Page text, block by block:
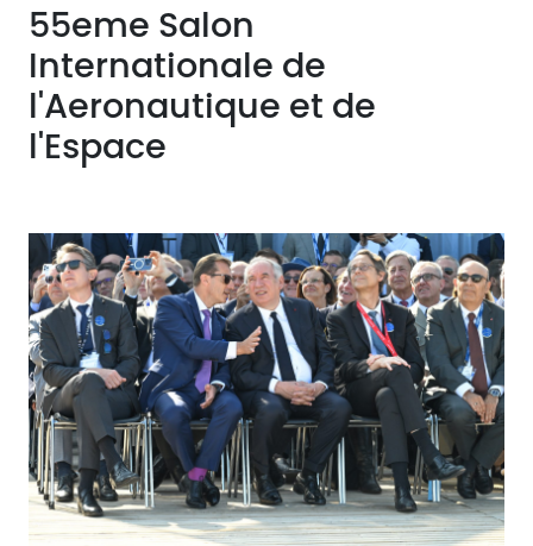
55eme Salon
Internationale de
l'Aeronautique et de
l'Espace